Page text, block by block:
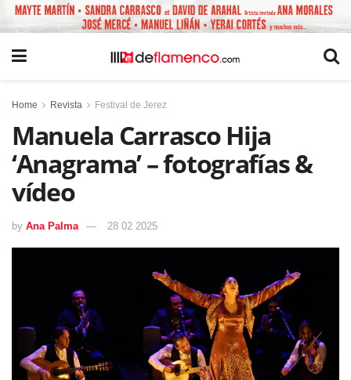
Home Revista Festival de Jerez
Manuela Carrasco Hija
‘Anagrama’ – fotografías &
vídeo
by Ana Palma 28 02 2025